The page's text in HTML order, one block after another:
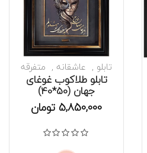
موجود است
تابلو عاشقانه متفرقه
تابلو طلاکوب غوغای
جهان (50*40)
5,850,000 تومان
نمره0از 5